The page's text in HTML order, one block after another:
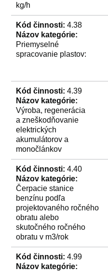
kg/h
Kód činnosti: 4.38
Názov kategórie:
Priemyselné
spracovanie plastov:
Kód činnosti: 4.39
Názov kategórie:
Výroba, regenerácia
a zneškodňovanie
elektrických
akumulátorov a
monočlánkov
Kód činnosti: 4.40
Názov kategórie:
Čerpacie stanice
benzínu podľa
projektovaného ročného
obratu alebo
skutočného ročného
obratu v m3/rok
Kód činnosti: 4.99
Názov kategórie: